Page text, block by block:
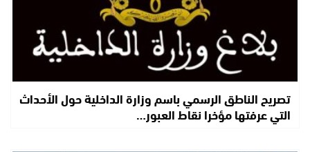
تصريح الناطق الرسمي باسم وزارة الداخلية حول الأحداث
التي عرفتها مؤخرا نقاط العبور…